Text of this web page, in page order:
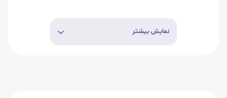
نمایش بیشتر